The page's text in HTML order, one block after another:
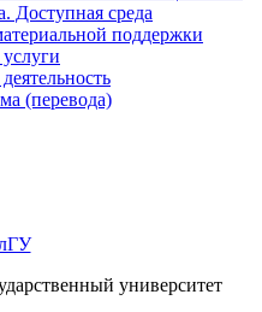
Доступная среда
поддержки
(перевода)
университет